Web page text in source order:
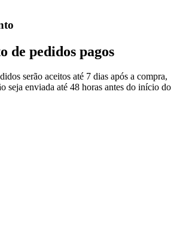
de pedidos pagos
serão aceitos até 7 dias após a compra,
seja enviada até 48 horas antes do início do